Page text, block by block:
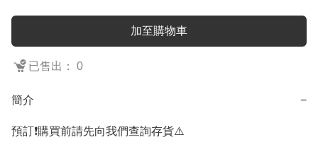
加至購物車
已售出： 0
簡介 −
預訂❗️購買前請先向我們查詢存貨⚠️